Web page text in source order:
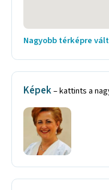
Nagyobb térképre
Képek– kattints a